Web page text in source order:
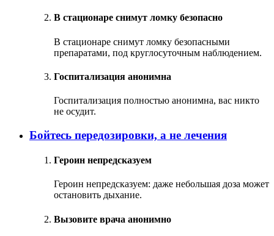
В стационаре снимут ломку безопасно
В стационаре снимут ломку безопасными
препаратами, под круглосуточным наблюдением.
Госпитализация анонимна
Госпитализация полностью анонимна, вас никто
не осудит.
Бойтесь передозировки, а не лечения
Героин непредсказуем
Героин непредсказуем: даже небольшая доза может
остановить дыхание.
Вызовите врача анонимно